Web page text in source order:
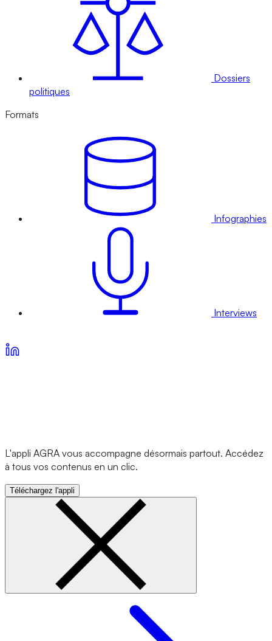
Dossiers
politiques
Formats
Infographies
Interviews
L'appli AGRA vous accompagne désormais partout. Accédez
à tous vos contenus en un clic.
Téléchargez l'appli